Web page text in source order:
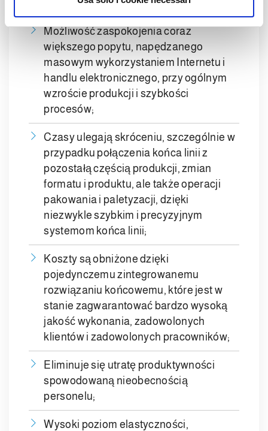
o
ten sposób odpadów i redukując koszty;
Możliwość zaspokojenia coraz
większego popytu, napędzanego
masowym wykorzystaniem Internetu i
handlu elektronicznego, przy ogólnym
wzroście produkcji i szybkości
procesów;
Czasy ulegają skróceniu, szczególnie w
przypadku połączenia końca linii z
pozostałą częścią produkcji, zmian
formatu i produktu, ale także operacji
pakowania i paletyzacji, dzięki
niezwykle szybkim i precyzyjnym
systemom końca linii;
Koszty są obniżone dzięki
pojedynczemu zintegrowanemu
rozwiązaniu końcowemu, które jest w
stanie zagwarantować bardzo wysoką
jakość wykonania, zadowolonych
klientów i zadowolonych pracowników;
Eliminuje się utratę produktywności
spowodowaną nieobecnością
personelu;
Wysoki poziom elastyczności,